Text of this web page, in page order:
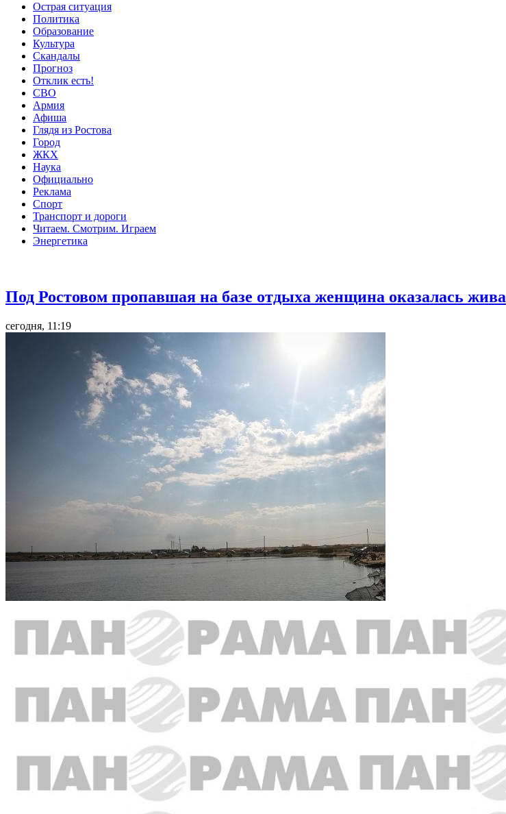
Острая ситуация
Политика
Образование
Культура
Скандалы
Прогноз
Отклик есть!
СВО
Армия
Афиша
Глядя из Ростова
Город
ЖКХ
Наука
Официально
Реклама
Спорт
Транспорт и дороги
Читаем. Смотрим. Играем
Энергетика
Под Ростовом пропавшая на базе отдыха женщина оказалась жива
сегодня, 11:19